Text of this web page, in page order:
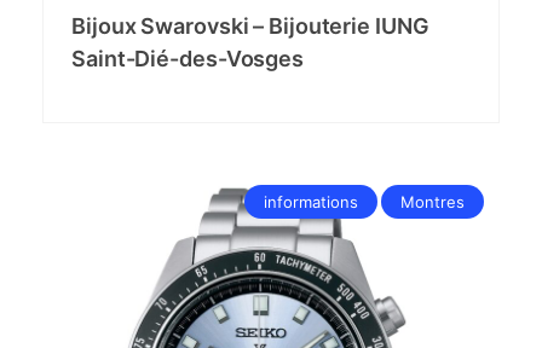
Bijoux Swarovski – Bijouterie IUNG
Saint-Dié-des-Vosges
informations Montres